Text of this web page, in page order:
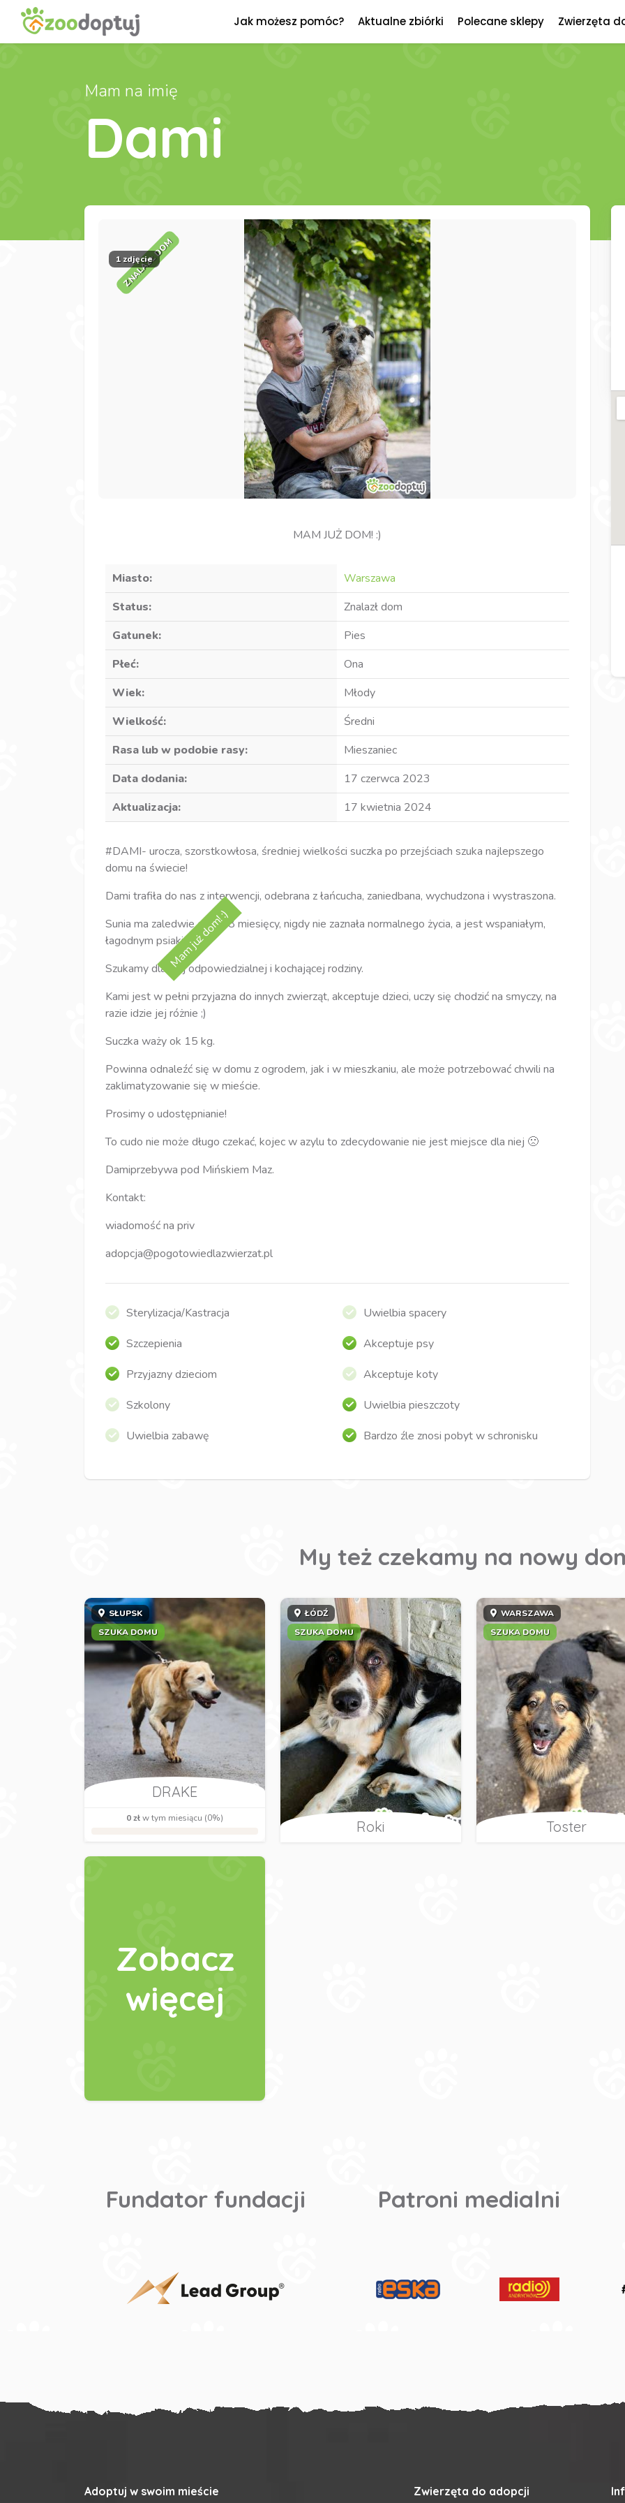
Jak możesz pomóc? Aktualne zbiórki Polecane sklepy Zwierzęta
Mam na imię
Dami
ZNALAZŁ DOM
1 zdjęcie
MAM JUŻ DOM! :)
Miasto:
Warszawa
Status:
Znalazł dom
Gatunek:
Pies
Płeć:
Ona
Wiek:
Młody
Wielkość:
Średni
Rasa lub w podobie rasy:
Mieszaniec
Data dodania:
17 czerwca 2023
Aktualizacja:
17 kwietnia 2024
Mam już dom! :)
#DAMI- urocza, szorstkowłosa, średniej wielkości suczka po przejściach szuka najlepszego
domu na świecie!
Dami trafiła do nas z interwencji, odebrana z łańcucha, zaniedbana, wychudzona i wystraszona.
Sunia ma zaledwie około 8 miesięcy, nigdy nie zaznała normalnego życia, a jest wspaniałym,
łagodnym psiakiem.
Szukamy dla niej odpowiedzialnej i kochającej rodziny.
Kami jest w pełni przyjazna do innych zwierząt, akceptuje dzieci, uczy się chodzić na smyczy, na
razie idzie jej różnie ;)
Suczka waży ok 15 kg.
Powinna odnaleźć się w domu z ogrodem, jak i w mieszkaniu, ale może potrzebować chwili na
zaklimatyzowanie się w mieście.
Prosimy o udostępnianie!
To cudo nie może długo czekać, kojec w azylu to zdecydowanie nie jest miejsce dla niej 🙁
Damiprzebywa pod Mińskiem Maz.
Kontakt:
wiadomość na priv
adopcja@pogotowiedlazwierzat.pl
Sterylizacja/Kastracja
Szczepienia
Przyjazny dzieciom
Szkolony
Uwielbia zabawę
Uwielbia spacery
Akceptuje psy
Akceptuje koty
Uwielbia pieszczoty
Bardzo źle znosi pobyt w schronisku
My też czekamy na nowy
SŁUPSK
SZUKA DOMU
DRAKE
0 złw tym miesiącu (0%)
ŁÓDŹ
SZUKA DOMU
Roki
WARSZAWA
SZUKA DOMU
Toster
Zobacz
więcej
Fundator fundacji Patroni medialni
Adoptuj w swoim mieście Zwierzęta do adopcji